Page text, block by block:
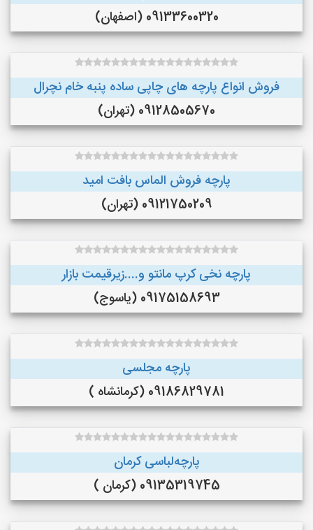
09133600320 (اصفهان)
فروش انواع پارچه های چاپی ساده پنبه خام نچرال
09128505670 (تهران)
پارچه فروش الماس بافت امید
09121750209 (تهران)
پارچه نخی کرپ مانتو و....زیرقیمت بازار
09175158693 (یاسوج)
پارچه مجلسی
09186829781 (کرمانشاه )
پارچه‌لباسی کرمان
09135319745 (کرمان )